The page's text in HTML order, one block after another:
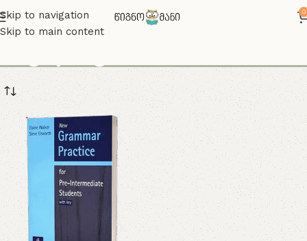
Skip to navigation
Skip to main content
0